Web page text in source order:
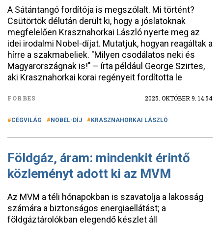
A Sátántangó fordítója is megszólalt. Mi történt?
Csütörtök délután derült ki, hogy a jóslatoknak
megfelelően Krasznahorkai László nyerte meg az
idei irodalmi Nobel-díjat. Mutatjuk, hogyan reagáltak a
hírre a szakmabeliek. "Milyen csodálatos neki és
Magyarországnak is!" – írta például George Szirtes,
aki Krasznahorkai korai regényeit fordította le
FORBES 2025. OKTÓBER 9. 14:54
CÉGVILÁG NOBEL-DÍJ KRASZNAHORKAI LÁSZLÓ
Földgáz, áram: mindenkit érintő
közleményt adott ki az MVM
Az MVM a téli hónapokban is szavatolja a lakosság
számára a biztonságos energiaellátást; a
földgáztárolókban elegendő készlet áll